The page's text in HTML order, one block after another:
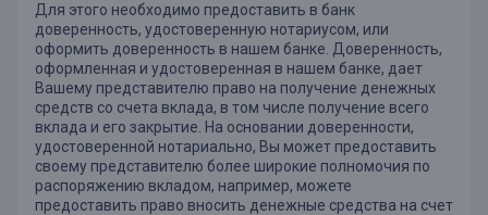
Для этого необходимо предоставить в банк
доверенность, удостоверенную нотариусом, или
оформить доверенность в нашем банке. Доверенность,
оформленная и удостоверенная в нашем банке, дает
Вашему представителю право на получение денежных
средств со счета вклада, в том числе получение всего
вклада и его закрытие. На основании доверенности,
удостоверенной нотариально, Вы может предоставить
своему представителю более широкие полномочия по
распоряжению вкладом, например, можете
предоставить право вносить денежные средства на счет